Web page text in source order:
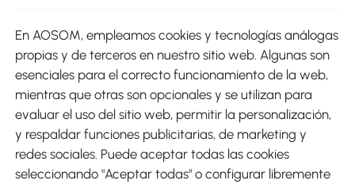
Métodos de Pago
Envíos
En AOSOM, empleamos cookies y tecnologías análogas
propias y de terceros en nuestro sitio web. Algunas son
esenciales para el correcto funcionamiento de la web,
mientras que otras son opcionales y se utilizan para
evaluar el uso del sitio web, permitir la personalización,
y respaldar funciones publicitarias, de marketing y
redes sociales. Puede aceptar todas las cookies
seleccionando "Aceptar todas" o configurar libremente